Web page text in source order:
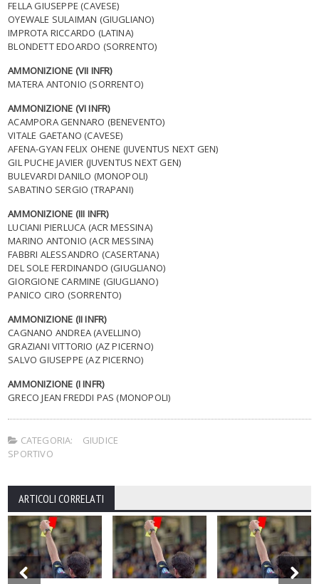
FELLA GIUSEPPE (CAVESE)
OYEWALE SULAIMAN (GIUGLIANO)
IMPROTA RICCARDO (LATINA)
BLONDETT EDOARDO (SORRENTO)
AMMONIZIONE (VII INFR)
MATERA ANTONIO (SORRENTO)
AMMONIZIONE (VI INFR)
ACAMPORA GENNARO (BENEVENTO)
VITALE GAETANO (CAVESE)
AFENA-GYAN FELIX OHENE (JUVENTUS NEXT GEN)
GIL PUCHE JAVIER (JUVENTUS NEXT GEN)
BULEVARDI DANILO (MONOPOLI)
SABATINO SERGIO (TRAPANI)
AMMONIZIONE (III INFR)
LUCIANI PIERLUCA (ACR MESSINA)
MARINO ANTONIO (ACR MESSINA)
FABBRI ALESSANDRO (CASERTANA)
DEL SOLE FERDINANDO (GIUGLIANO)
GIORGIONE CARMINE (GIUGLIANO)
PANICO CIRO (SORRENTO)
AMMONIZIONE (II INFR)
CAGNANO ANDREA (AVELLINO)
GRAZIANI VITTORIO (AZ PICERNO)
SALVO GIUSEPPE (AZ PICERNO)
AMMONIZIONE (I INFR)
GRECO JEAN FREDDI PAS (MONOPOLI)
CATEGORIA:
GIUDICE
SPORTIVO
ARTICOLI CORRELATI